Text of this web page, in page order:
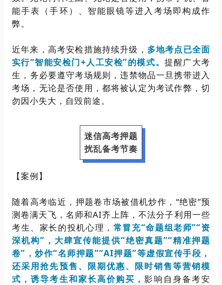
能手表（手环）、智能眼镜等进入考场即构成作
弊。
近年来，高考安检措施持续升级， 多地考点已全面
实行“智能安检门+人工安检”的模式‌‌。提醒广大考
生，‌务必要遵守考场规则，违禁物品一旦携带进入
考场，无论是否使用，都将被认定为考试作弊，切
勿因小失大，自毁前途。
迷信高考押题
扰乱备考节奏
【案例】
随着高考临近，押题卷市场被借机炒作，“绝密”预
测卷满天飞，名师和AI齐上阵，不法分子利用一些
考生、家长的投机心理， 常冒充“命题组老师”“资
深机构”，大肆宣传能提供“绝密真题”“精准押题
卷”，炒作“名师押题”“AI押题”等虚假宣传手段，
还采用抢先预售、限期优惠、限时销售等营销模
式，诱导考生和家长高价购买，影响自身备考安